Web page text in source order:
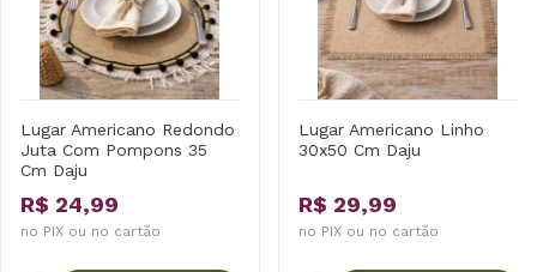
Lugar Americano Redondo
Juta Com Pompons 35
Cm Daju
R$ 24,99
no PIX ou no cartão
Lugar Americano Linho
30x50 Cm Daju
R$ 29,99
no PIX ou no cartão